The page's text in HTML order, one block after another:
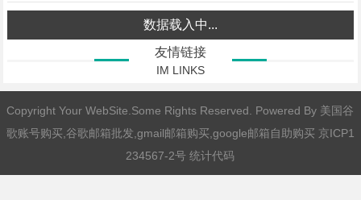
数据载入中...
友情链接
IM LINKS
Copyright Your WebSite.Some Rights Reserved. Powered By 美国谷
歌账号购买,谷歌邮箱批发,gmail邮箱购买,google邮箱自助购买 京ICP1
234567-2号 统计代码